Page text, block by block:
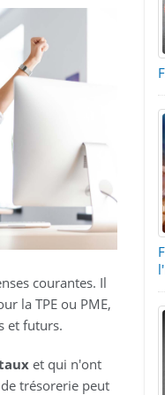
courantes. Il
la TPE ou PME,
et futurs.
et qui n'ont
trésorerie peut